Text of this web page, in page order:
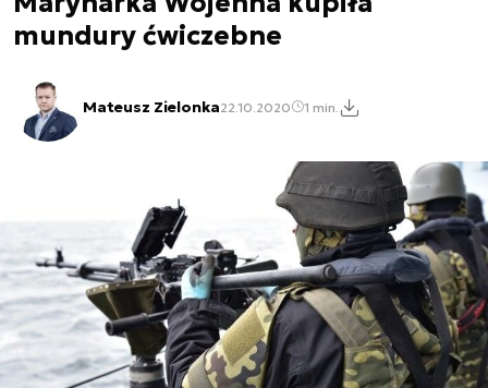
mundury ćwiczebne
Mateusz Zielonka22.10.2020 1 min.